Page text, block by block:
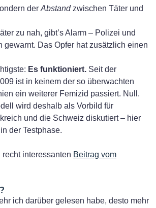
der Abstandzwischen Täter und
zu nah, gibt’s Alarm – Polizei und
gewarnt. Das Opfer hat zusätzlich einen
Es funktioniert. Seit der
ist in keinem der so überwachten
ein weiterer Femizid passiert. Null.
wird deshalb als Vorbild für
und die Schweiz diskutiert – hier
der Testphase.
interessanten Beitrag vom
ich darüber gelesen habe, desto mehr